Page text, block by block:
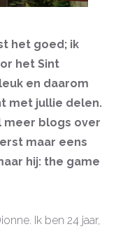
het goed; ik
het Sint
en daarom
met jullie delen.
meer blogs over
maar eens
hij: the game
Ik ben 24 jaar,